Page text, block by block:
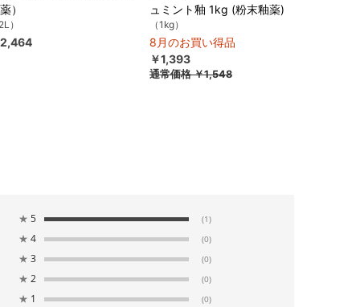
）
）
ュミント釉 1kg (粉末釉薬)
（1kg）
8月のお買い得品
￥1,393
通常価格￥1,548
★ 5 (1)
★ 4 (0)
★ 3 (0)
★ 2 (0)
★ 1 (0)